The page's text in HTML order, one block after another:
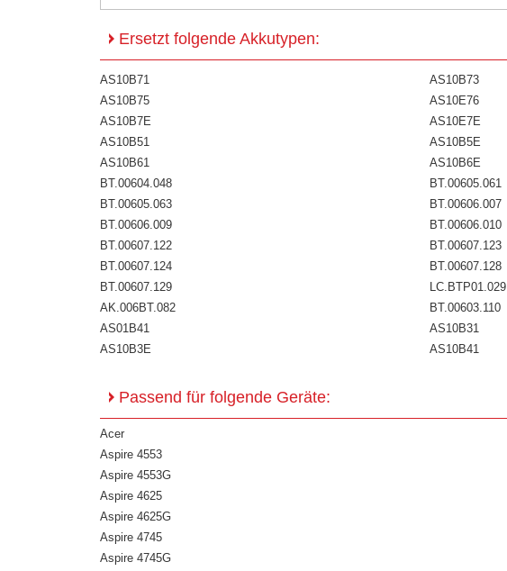
Ersetzt folgende Akkutypen:
AS10B71
AS10B73
AS10B75
AS10E76
AS10B7E
AS10E7E
AS10B51
AS10B5E
AS10B61
AS10B6E
BT.00604.048
BT.00605.061
BT.00605.063
BT.00606.007
BT.00606.009
BT.00606.010
BT.00607.122
BT.00607.123
BT.00607.124
BT.00607.128
BT.00607.129
LC.BTP01.029
AK.006BT.082
BT.00603.110
AS01B41
AS10B31
AS10B3E
AS10B41
Passend für folgende Geräte:
Acer
Aspire 4553
Aspire 4553G
Aspire 4625
Aspire 4625G
Aspire 4745
Aspire 4745G